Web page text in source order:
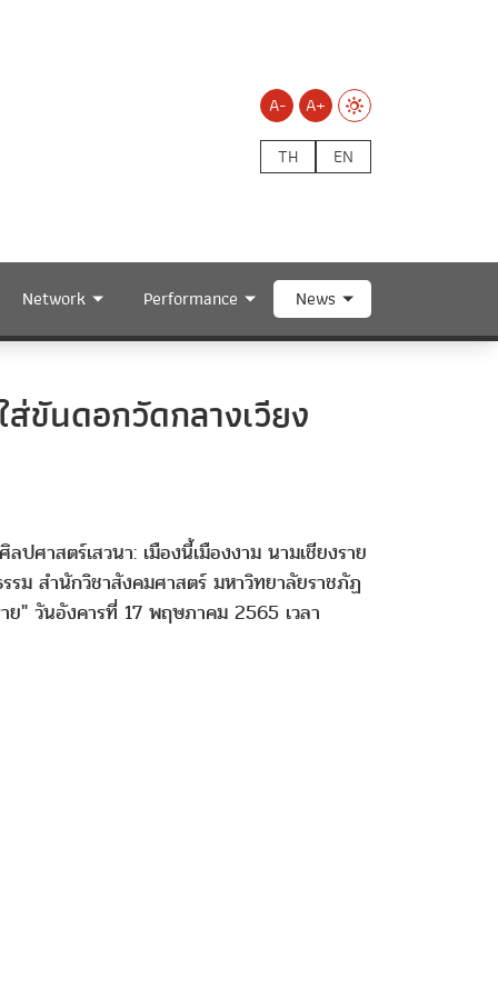
A-
A+
TH
EN
Network Performance News
ขันดอกวัดกลางเวียง
ศาสตร์เสวนา: เมืองนี้เมืองงาม นามเชียงราย
รม สำนักวิชาสังคมศาสตร์ มหาวิทยาลัยราชภัฏ
ย" วันอังคารที่ 17 พฤษภาคม 2565 เวลา